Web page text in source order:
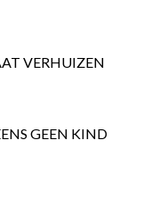
VERHUIZEN
GEEN KIND